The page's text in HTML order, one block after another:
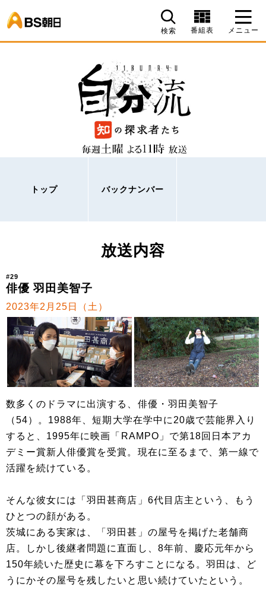
検索 番組表 メニュー
トップ バックナンバー
放送内容
#29
俳優 羽田美智子
2023年2月25日（土）
数多くのドラマに出演する、俳優・羽田美智子
（54）。1988年、短期大学在学中に20歳で芸能界入り
すると、1995年に映画「RAMPO」で第18回日本アカ
デミー賞新人俳優賞を受賞。現在に至るまで、第一線で
活躍を続けている。
そんな彼女には「羽田甚商店」6代目店主という、もう
ひとつの顔がある。
茨城にある実家は、「羽田甚」の屋号を掲げた老舗商
店。しかし後継者問題に直面し、8年前、慶応元年から
150年続いた歴史に幕を下ろすことになる。羽田は、ど
うにかその屋号を残したいと思い続けていたという。